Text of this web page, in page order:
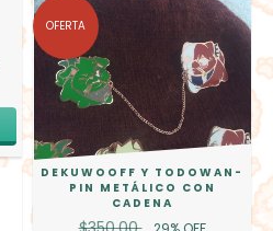
OFERTA
DEKUWOOFF Y TODOWAN-
PIN METÁLICO CON
CADENA